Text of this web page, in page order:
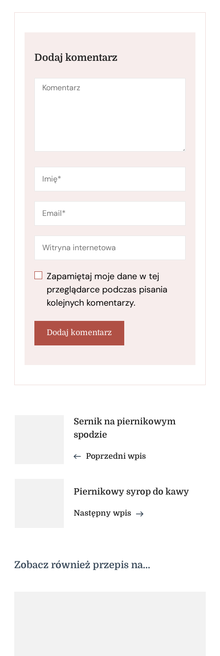
Dodaj komentarz
Zapamiętaj moje dane w tej
przeglądarce podczas pisania
kolejnych komentarzy.
NawigacjaSernik na piernikowym
spodzie
Poprzedni wpis
Piernikowy syrop do kawy
Następny wpis
Zobacz również przepis na...